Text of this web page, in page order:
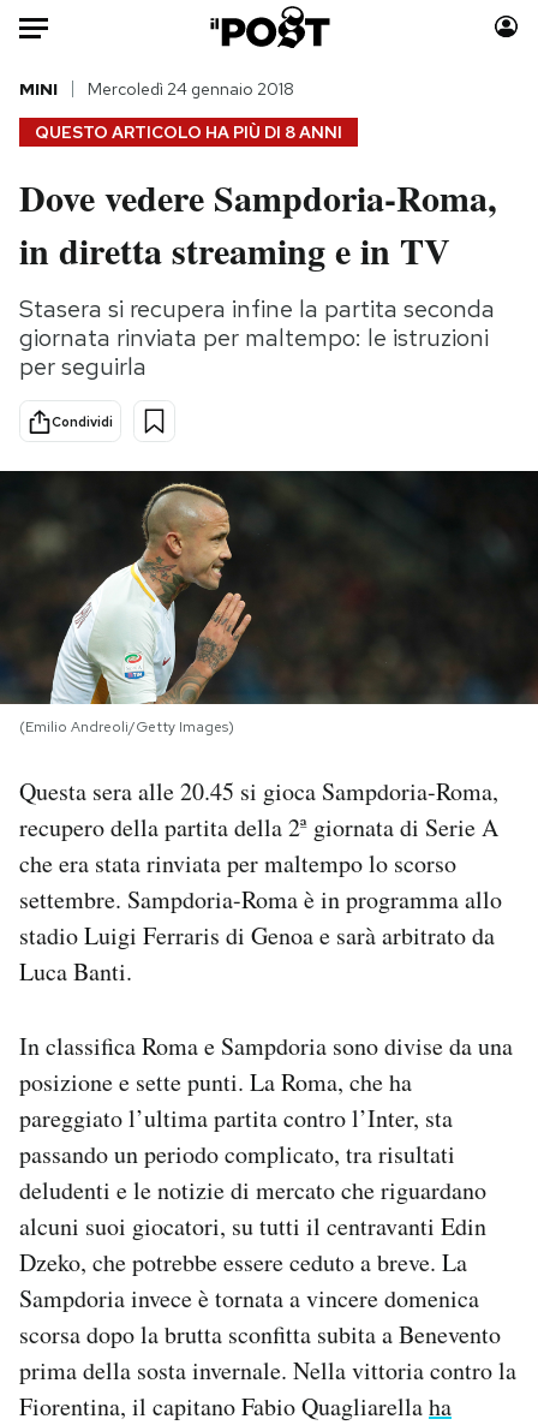
Auto
HOME
Italia
Politica
Tecnologia
Internet
Scienza
Cultura
Economia
Moda
Consumismi
Storie/Idee
Ok Boomer!
PODCAST
NEWSLETTER
SHOP
CALENDARIO
AREA PERSONALE
Notifiche mobile
Regala il Post
Hai bisogno di aiuto?
Esci
QUESTO ARTICOLO HA PIÙ DI 8 ANNI
MINI Mercoledì 24 gennaio 2018
Dove vedere Sampdoria-Roma,
in diretta streaming e in TV
Stasera si recupera infine la partita seconda
giornata rinviata per maltempo: le istruzioni
per seguirla
Condividi
(Emilio Andreoli/Getty Images)
Questa sera alle 20.45 si gioca Sampdoria-Roma,
recupero della partita della 2ª giornata di Serie A
che era stata rinviata per maltempo lo scorso
settembre. Sampdoria-Roma è in programma allo
stadio Luigi Ferraris di Genoa e sarà arbitrato da
Luca Banti.
In classifica Roma e Sampdoria sono divise da una
posizione e sette punti. La Roma, che ha
pareggiato l’ultima partita contro l’Inter, sta
passando un periodo complicato, tra risultati
deludenti e le notizie di mercato che riguardano
alcuni suoi giocatori, su tutti il centravanti Edin
Dzeko, che potrebbe essere ceduto a breve. La
Sampdoria invece è tornata a vincere domenica
scorsa dopo la brutta sconfitta subita a Benevento
prima della sosta invernale. Nella vittoria contro la
Fiorentina, il capitano Fabio Quagliarellaha